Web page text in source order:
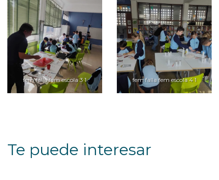
fem falla fem escola 3 1 fem falla fem escola 4 1
Te puede interesar